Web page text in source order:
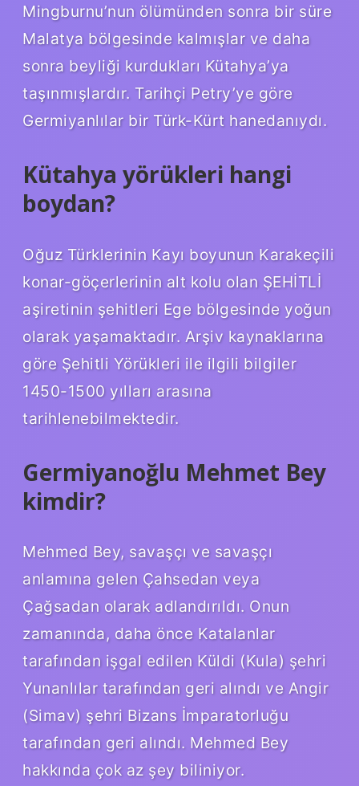
Mingburnu’nun ölümünden sonra bir süre
Malatya bölgesinde kalmışlar ve daha
sonra beyliği kurdukları Kütahya’ya
taşınmışlardır. Tarihçi Petry’ye göre
Germiyanlılar bir Türk-Kürt hanedanıydı.
Kütahya yörükleri hangi
boydan?
Oğuz Türklerinin Kayı boyunun Karakeçili
konar-göçerlerinin alt kolu olan ŞEHİTLİ
aşiretinin şehitleri Ege bölgesinde yoğun
olarak yaşamaktadır. Arşiv kaynaklarına
göre Şehitli Yörükleri ile ilgili bilgiler
1450-1500 yılları arasına
tarihlenebilmektedir.
Germiyanoğlu Mehmet Bey
kimdir?
Mehmed Bey, savaşçı ve savaşçı
anlamına gelen Çahsedan veya
Çağsadan olarak adlandırıldı. Onun
zamanında, daha önce Katalanlar
tarafından işgal edilen Küldi (Kula) şehri
Yunanlılar tarafından geri alındı ​​ve Angir
(Simav) şehri Bizans İmparatorluğu
tarafından geri alındı. Mehmed Bey
hakkında çok az şey biliniyor.